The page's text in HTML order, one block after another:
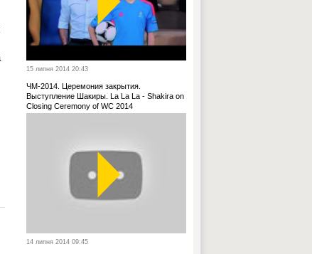
15 липня 2014 20:43
ЧМ-2014. Церемония закрытия.
Выступление Шакиры. La La La - Shakira on
Closing Ceremony of WC 2014
14 липня 2014 09:45